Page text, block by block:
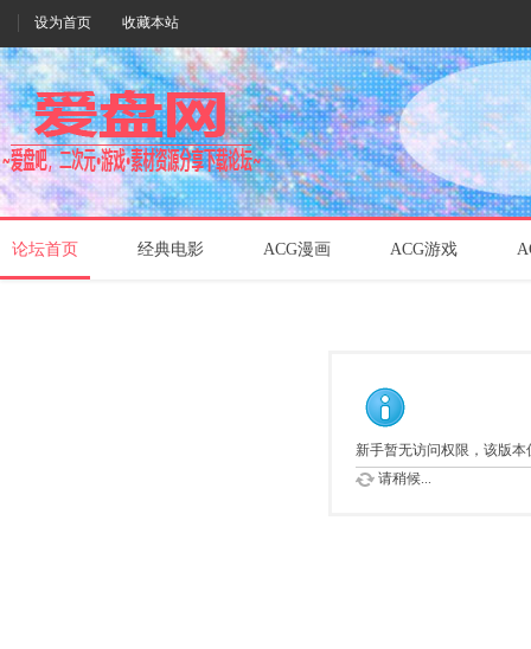
设为首页 收藏本站
论坛首页 经典电影 ACG漫画 ACG游戏
新手暂无访问权限，该版
请稍候...